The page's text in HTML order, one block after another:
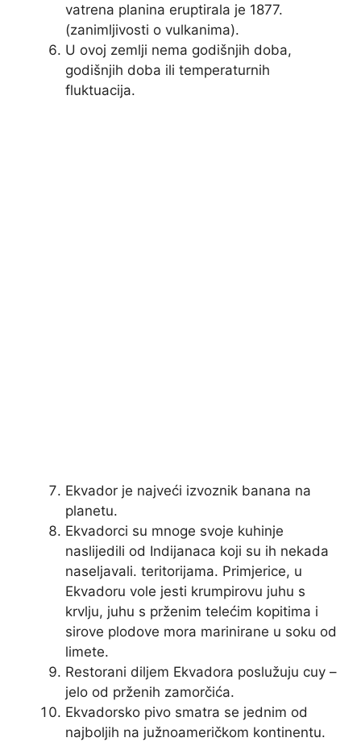
vatrena planina eruptirala je 1877.
(zanimljivosti o vulkanima).
U ovoj zemlji nema godišnjih doba,
godišnjih doba ili temperaturnih
fluktuacija.
Ekvador je najveći izvoznik banana na
planetu.
Ekvadorci su mnoge svoje kuhinje
naslijedili od Indijanaca koji su ih nekada
naseljavali. teritorijama. Primjerice, u
Ekvadoru vole jesti krumpirovu juhu s
krvlju, juhu s prženim telećim kopitima i
sirove plodove mora marinirane u soku od
limete.
Restorani diljem Ekvadora poslužuju cuy –
jelo od prženih zamorčića.
Ekvadorsko pivo smatra se jednim od
najboljih na južnoameričkom kontinentu.